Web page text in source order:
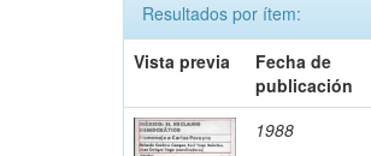
Resultados por ítem:
Vista previa
Fecha de
publicación
1988